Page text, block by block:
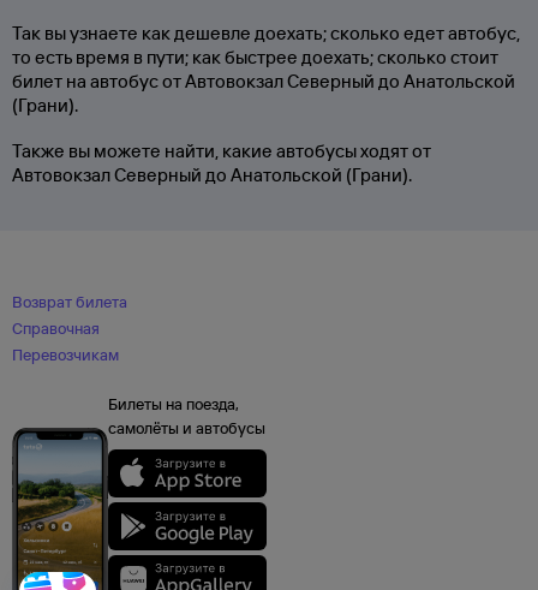
Так вы узнаете как дешевле доехать; сколько едет автобус,
то есть время в пути; как быстрее доехать; сколько стоит
билет на автобус от Автовокзал Северный до Анатольской
(Грани).
Также вы можете найти, какие автобусы ходят от
Автовокзал Северный до Анатольской (Грани).
Возврат билета
Справочная
Перевозчикам
Билеты на поезда,
самолёты и автобусы